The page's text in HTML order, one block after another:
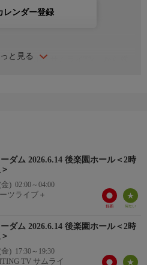
と見る
レンダー登録
ャンネル「サムライTV」から厳
ダム 2026.6.14 後楽園ホール＜2時
) 02:00～04:00
ツライブ＋
ダム 2026.6.14 後楽園ホール＜2時
) 17:30～19:30
TV サムライ